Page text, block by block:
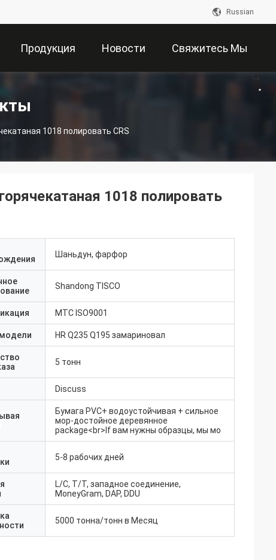
Russian
Продукция Новости Свяжитесь Мы
1018 полировать CRS
1018 полировать
Шаньдун, фарфор
Shandong TISCO
MTC ISO9001
HR Q235 Q195 замариновал
5 тонн
Discuss
Бумага PVC+ водоустойчивая + сильное
мор-достойное деревянное
package<br>If вам нужны образцы, мы мо
5-8 рабочих дней
L/C, T/T, западное соединение,
MoneyGram, DAP, DDU
5000 тонна/тонн в Месяц